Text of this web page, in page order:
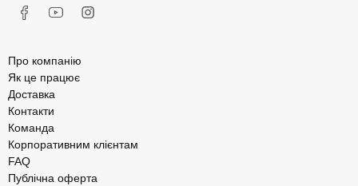
Про компанію
Як це працює
Доставка
Контакти
Команда
Корпоративним клієнтам
FAQ
Публічна оферта